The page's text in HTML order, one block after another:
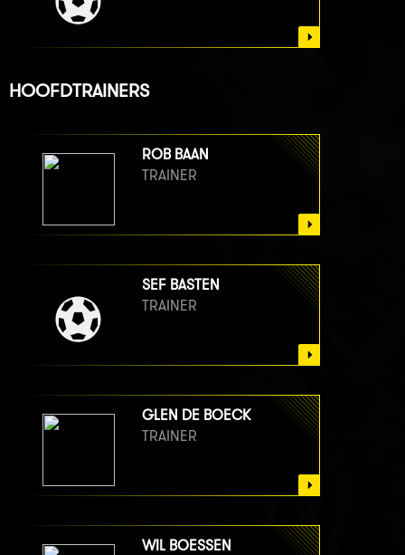
HOOFDTRAINERS
ROB BAAN
TRAINER
SEF BASTEN
TRAINER
GLEN DE BOECK
TRAINER
WIL BOESSEN